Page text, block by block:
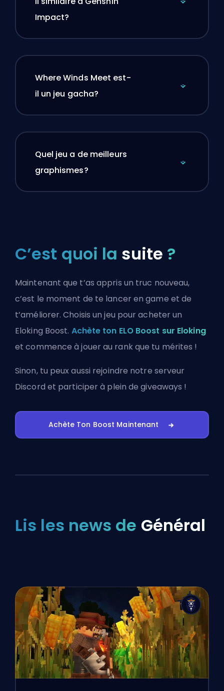
Impact?
Where Winds Meet est-
il un jeu gacha?
Quel jeu a de meilleurs
graphismes?
C’est quoi la suite ?
Maintenant que t’as appris un truc nouveau,
c’est le moment de te lancer en game et de
t’améliorer. Choisis un jeu pour acheter un
Eloking Boost. Achète ton ELO Boost sur Eloking
et commence à jouer au rank que tu mérites !
Sinon, tu peux aussi rejoindre notre serveur
Discord et participer à plein de giveaways !
Achète Ton Boost Maintenant
Lis les news de Général